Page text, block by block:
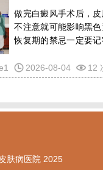
做完白癜风手术后，
不注意就可能影响黑
恢复期的禁忌一定要
扯导致皮片移位其次要
内别沾水，出汗后及
引起炎症反应，直接
宽
2026-08-04 12
肤病医院 2025